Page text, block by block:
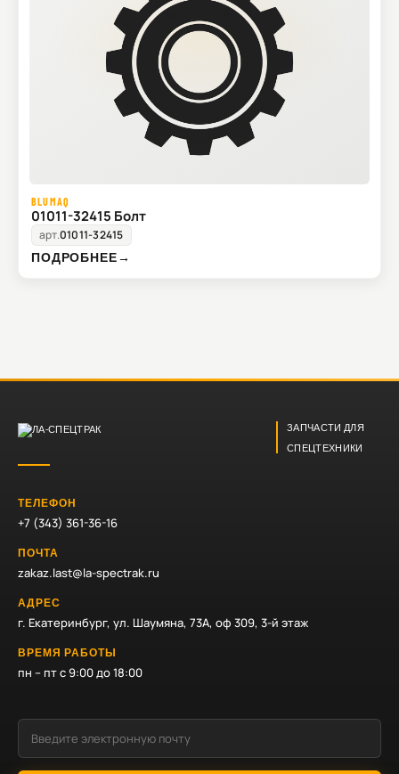
BLUMAQ
01011-32415 Болт
арт.01011-32415
ПОДРОБНЕЕ→
ЗАПЧАСТИ ДЛЯ
СПЕЦТЕХНИКИ
ТЕЛЕФОН
+7 (343) 361-36-16
ПОЧТА
zakaz.last@la-spectrak.ru
АДРЕС
г. Екатеринбург, ул. Шаумяна, 73А, оф 309, 3-й этаж
ВРЕМЯ РАБОТЫ
пн – пт с 9:00 до 18:00